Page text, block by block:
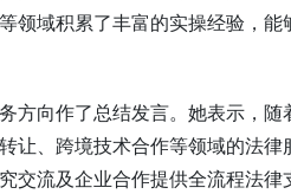
领域积累了丰富的实操经验，
方向作了总结发言。她表示，
让、跨境技术合作等领域的法
交流及企业合作提供全流程法